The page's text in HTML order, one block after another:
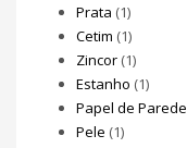
Prata (1)
Cetim (1)
Zincor (1)
Estanho (1)
Papel de Parede
Pele (1)